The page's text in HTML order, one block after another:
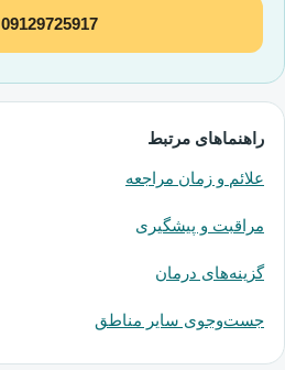
09129725917
راهنماهای مرتبط
علائم و زمان مراجعه
مراقبت و پیشگیری
گزینه‌های درمان
جست‌وجوی سایر مناطق